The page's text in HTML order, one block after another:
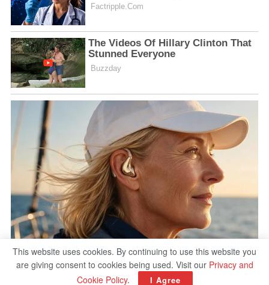
This website uses cookies. By continuing to use this website you
are giving consent to cookies being used. Visit our Privacy and
Cookie Policy. I Agree